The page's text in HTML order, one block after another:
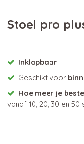
Stoel pro
Inklapbaar
Geschikt voor
Hoe meer je
vanaf 10, 20, 30 en 50